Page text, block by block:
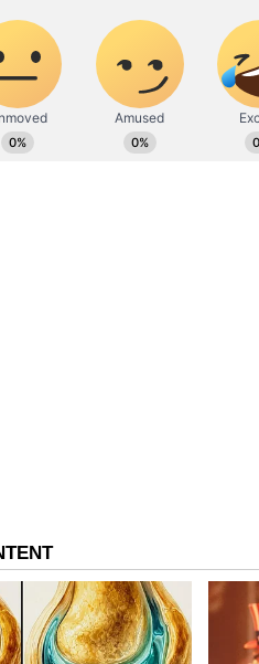
ಅಧ್ಯಕ್ಷ ಡಾ.ಕೆ.ಪಿ.ಅಂಶುಮಂತ್‌
ಸಂಪರ್ಕ
ಸಂಘಟಿಸಿ ಗಟ್ಟಿ ತಳಪಾಯ
ಕನ್ನಡಪ್ರಭ, ಕನ್ನಡಿಗರ ಅಸ್ಮಿತೆಯ
ದಿನ ಪತ್ರಿಕೆಯಲ್ಲಿ ಪ್ರಕಟಗೊಳ್ಳುವ